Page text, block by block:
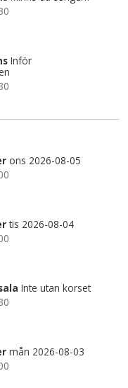
Inför
ons 2026-08-05
tis 2026-08-04
Inte utan korset
mån 2026-08-03